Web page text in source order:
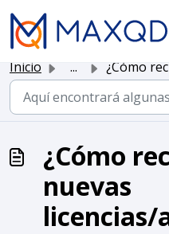
Saltar al contenido
Inicio ... ¿Cómo recibo mis
¿Cómo
nuevas
licencias/